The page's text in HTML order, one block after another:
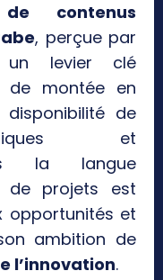
contenus
, perçue par
un levier clé
de montée en
disponibilité de
et
la langue
de projets est
opportunités et
ambition de
l’innovation.